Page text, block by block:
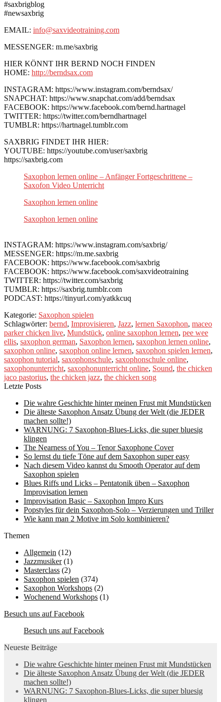
#saxbrigblog
#newsaxbrig
EMAIL: info@saxvideotraining.com
MESSENGER: m.me/saxbrig
HIER KÖNNT IHR BERND NOCH FINDEN
HOME: http://berndsax.com
INSTAGRAM: https://www.instagram.com/berndsax/
SNAPCHAT: https://www.snapchat.com/add/berndsax
FACEBOOK: https://www.facebook.com/bernd.hartnagel
TWITTER: https://twitter.com/berndhartnagel
TUMBLR: https://hartnagel.tumblr.com
SAXBRIG FINDET IHR HIER:
YOUTUBE: https://youtube.com/user/saxbrig
https://saxbrig.com
Saxophon lernen online – Anfänger Fortgeschrittene –
Saxofon Video Unterricht
Saxophon lernen online
Saxophon lernen online
INSTAGRAM: https://www.instagram.com/saxbrig/
MESSENGER: https://m.me.saxbrig
FACEBOOK: https://www.facebook.com/saxbrig
FACEBOOK: https://www.facebook.com/saxvideotraining
TWITTER: https://twitter.com/saxbrig
TUMBLR: https://saxbrig.tumblr.com
PODCAST: https://tinyurl.com/yatkkcuq
Kategorie: Saxophon spielen
Schlagwörter: bernd, Improvisieren, Jazz, lernen Saxophon, maceo
parker chicken live, Mundstück, online saxophon lernen, pee wee
ellis, saxophon german, Saxophon lernen, saxophon lernen online,
saxophon online, saxophon online lernen, saxophon spielen lernen,
saxophon tutorial, saxophonschule, saxophonschule online,
saxophonunterricht, saxophonunterricht online, Sound, the chicken
jaco pastorius, the chicken jazz, the chicken song
Letzte Posts
Die wahre Geschichte hinter meinen Frust mit Mundstücken
Die älteste Saxophon Ansatz Übung der Welt (die JEDER
machen sollte!)
WARNUNG: 7 Saxophon-Blues-Licks, die super bluesig
klingen
The Nearness of You – Tenor Saxophone Cover
So lernst du tiefe Töne auf dem Saxophon super easy
Nach diesem Video kannst du Smooth Operator auf dem
Saxophon spielen
Blues Riffs und Licks – Pentatonik üben – Saxophon
Improvisation lernen
Improvisation Basic – Saxophon Impro Kurs
Popstyles für dein Saxophon-Solo – Verzierungen und Triller
Wie kann man 2 Motive im Solo kombinieren?
Themen
Allgemein (12)
Jazzmusiker(1)
Masterclass (2)
Saxophon spielen (374)
Saxophon Workshops (2)
Wochenend Workshops (1)
Besuch uns auf Facebook
Besuch uns auf Facebook
Neueste Beiträge
Die wahre Geschichte hinter meinen Frust mit Mundstücken
Die älteste Saxophon Ansatz Übung der Welt (die JEDER
machen sollte!)
WARNUNG: 7 Saxophon-Blues-Licks, die super bluesig
klingen